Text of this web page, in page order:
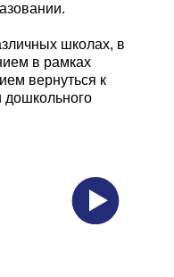
школах, в
в рамках
вернуться к
дошкольного